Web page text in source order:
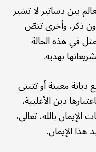
بين دساتير لا تشير
ذكر، وأخرى تنصّ
في هذه الحالة
بهديه.
ديانة معينة أو تتبنى
دين الأغلبية،
بالله، تعالى،
الإيمان.